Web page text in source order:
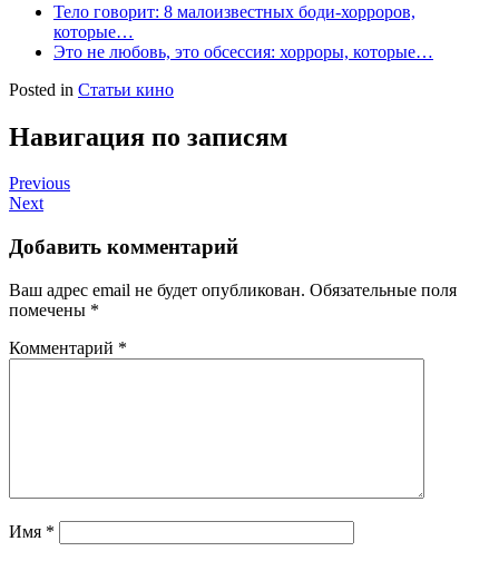
Тело говорит: 8 малоизвестных боди-хорроров,
которые…
Это не любовь, это обсессия: хорроры, которые…
Posted in Статьи кино
Навигация по записям
Previous
Next
Добавить комментарий
Ваш адрес email не будет опубликован. Обязательные поля
помечены *
Комментарий *
Имя *